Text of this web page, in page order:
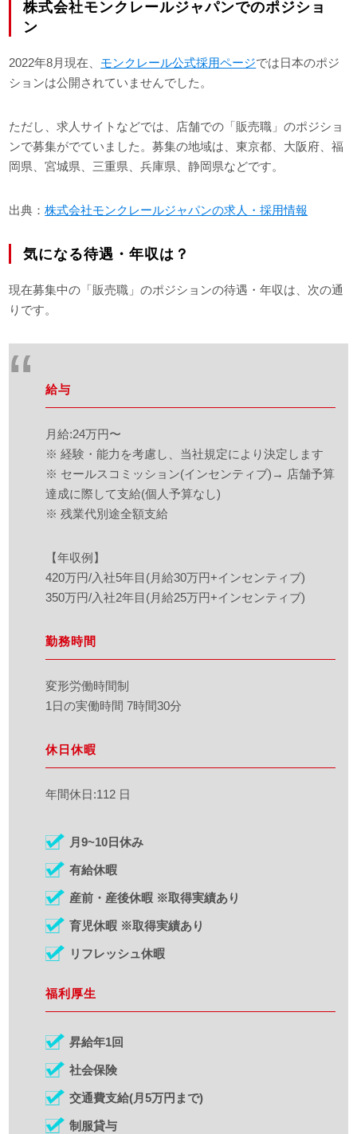
株式会社モンクレールジャパンでのポジショ
ン
2022年8月現在、 モンクレール公式採用ページでは日本のポジ
ションは公開されていませんでした。
ただし、求人サイトなどでは、店舗での「販売職」のポジショ
ンで募集がでていました。募集の地域は、東京都、大阪府、福
岡県、宮城県、三重県、兵庫県、静岡県などです。
出典：株式会社モンクレールジャパンの求人・採用情報
気になる待遇・年収は？
現在募集中の「販売職」のポジションの待遇・年収は、次の通
りです。
給与
月給:24万円〜
※ 経験・能力を考慮し、当社規定により決定します
※ セールスコミッション(インセンティブ)→ 店舗予算
達成に際して支給(個人予算なし)
※ 残業代別途全額支給
【年収例】
420万円/入社5年目(月給30万円+インセンティブ)
350万円/入社2年目(月給25万円+インセンティブ)
勤務時間
変形労働時間制
1日の実働時間 7時間30分
休日休暇
年間休日:112 日
月9~10日休み
有給休暇
産前・産後休暇 ※取得実績あり
育児休暇 ※取得実績あり
リフレッシュ休暇
福利厚生
昇給年1回
社会保険
交通費支給(月5万円まで)
制服貸与